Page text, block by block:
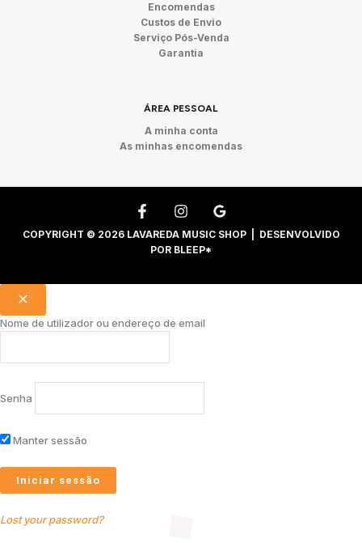
Encomendas
Custos de Envio
Serviço Pós-Venda
Garantia
ÁREA PESSOAL
A minha conta
As minhas encomendas
COPYRIGHT © 2026 LAVAREDA MUSIC SHOP | DESENVOLVIDO
POR BLEEP*
Nome de utilizador ou endereço de email
Senha
Manter sessão
Lost your password?